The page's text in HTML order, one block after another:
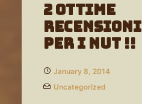
2 Ottime
recensioni
per i NUT !!
January 8, 2014
Uncategorized